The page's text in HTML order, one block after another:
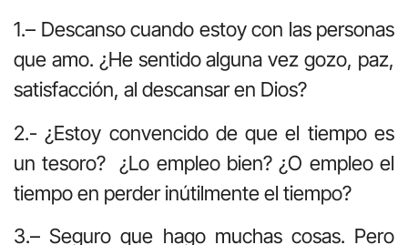
1.– Descanso cuando estoy con las personas
que amo. ¿He sentido alguna vez gozo, paz,
satisfacción, al descansar en Dios?
2.- ¿Estoy convencido de que el tiempo es
un tesoro? ¿Lo empleo bien? ¿O empleo el
tiempo en perder inútilmente el tiempo?
3.– Seguro que hago muchas cosas. Pero